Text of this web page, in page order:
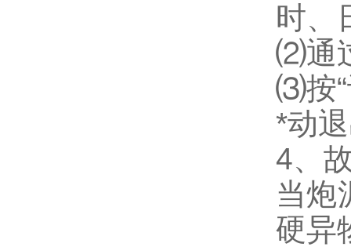
时、
⑵通
⑶按“
*动
4、
当炮
硬异